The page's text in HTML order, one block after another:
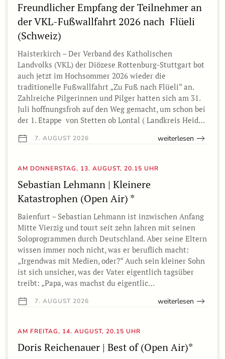
Freundlicher Empfang der Teilnehmer an
der VKL-Fußwallfahrt 2026 nach Flüeli
(Schweiz)
Haisterkirch – Der Verband des Katholischen
Landvolks (VKL) der Diözese Rottenburg-Stuttgart bot
auch jetzt im Hochsommer 2026 wieder die
traditionelle Fußwallfahrt „Zu Fuß nach Flüeli“ an.
Zahlreiche Pilgerinnen und Pilger hatten sich am 31.
Juli hoffnungsfroh auf den Weg gemacht, um schon bei
der 1. Etappe von Stetten ob Lontal ( Landkreis Heid…
7. AUGUST 2026 weiterlesen
AM DONNERSTAG, 13. AUGUST, 20.15 UHR
Sebastian Lehmann | Kleinere
Katastrophen (Open Air) *
Baienfurt – Sebastian Lehmann ist inzwischen Anfang
Mitte Vierzig und tourt seit zehn Jahren mit seinen
Soloprogrammen durch Deutschland. Aber seine Eltern
wissen immer noch nicht, was er beruflich macht:
„Irgendwas mit Medien, oder?“ Auch sein kleiner Sohn
ist sich unsicher, was der Vater eigentlich tagsüber
treibt: „Papa, was machst du eigentlic…
7. AUGUST 2026 weiterlesen
AM FREITAG, 14. AUGUST, 20.15 UHR
Doris Reichenauer | Best of (Open Air)*